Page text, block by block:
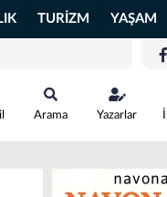
TURİZM YAŞAM
Arama Yazarlar